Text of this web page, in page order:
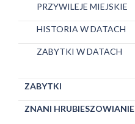
PRZYWILEJE MIEJSKIE
HISTORIA W DATACH
ZABYTKI W DATACH
ZABYTKI
ZNANI HRUBIESZOWIANIE